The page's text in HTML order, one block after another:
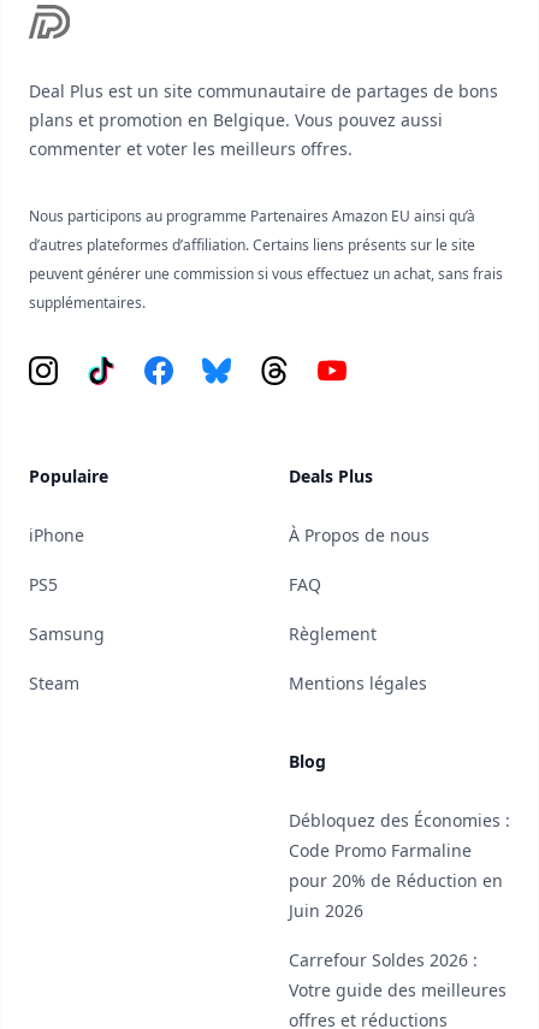
Deal Plus est un site communautaire de partages de bons
plans et promotion en Belgique. Vous pouvez aussi
commenter et voter les meilleurs offres.
Nous participons au programme Partenaires Amazon EU ainsi qu’à
d’autres plateformes d’affiliation. Certains liens présents sur le site
peuvent générer une commission si vous effectuez un achat, sans frais
supplémentaires.
Instagram
Tiktok FacebookBlueskyThreadsYouTube
Populaire
iPhone
PS5
Samsung
Steam
Deals Plus
À Propos de nous
FAQ
Règlement
Mentions légales
Blog
Débloquez des Économies :
Code Promo Farmaline
pour 20% de Réduction en
Juin 2026
Carrefour Soldes 2026 :
Votre guide des meilleures
offres et réductions